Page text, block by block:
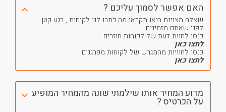
האם אפשר לסמוך עליכם ?
שאלה מצוינת בואו תקראו מה כתבו לנו לקוחות , רגע קטן
לפני שאתם מזמינים.
כנסו לחוות דעת של לקוחות חוזרים
לחצו כאן
כנסו לחוויות מהמגרש של לקוחות מפרגנים
לחצו כאן
מדוע המחיר אותו שילמתי שונה מהמחיר המופיע
על הכרטיס ?